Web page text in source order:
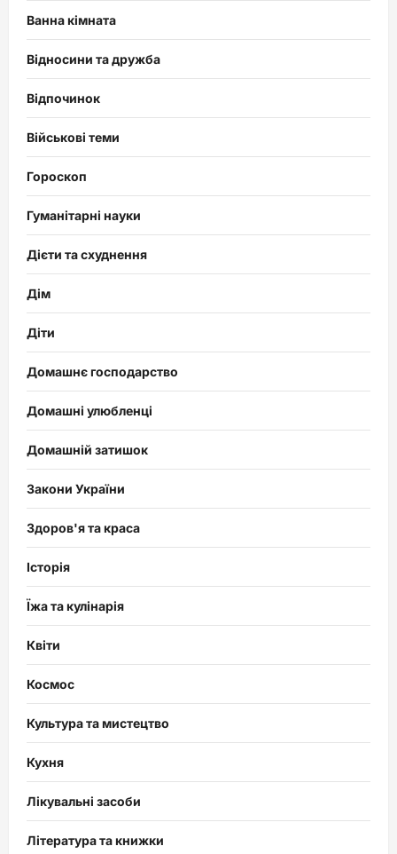
Ванна кімната
Відносини та дружба
Відпочинок
Військові теми
Гороскоп
Гуманітарні науки
Дієти та схуднення
Дім
Діти
Домашнє господарство
Домашні улюбленці
Домашній затишок
Закони України
Здоров'я та краса
Історія
Їжа та кулінарія
Квіти
Космос
Культура та мистецтво
Кухня
Лікувальні засоби
Література та книжки